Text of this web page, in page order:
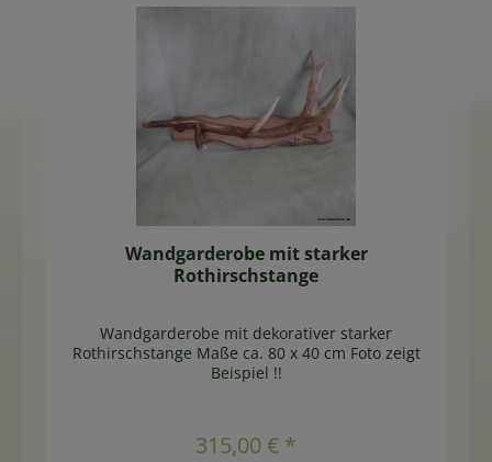
Wandgarderobe mit starker
Rothirschstange
Wandgarderobe mit dekorativer starker
Rothirschstange Maße ca. 80 x 40 cm Foto zeigt
Beispiel !!
315,00 € *
In den Warenkorb